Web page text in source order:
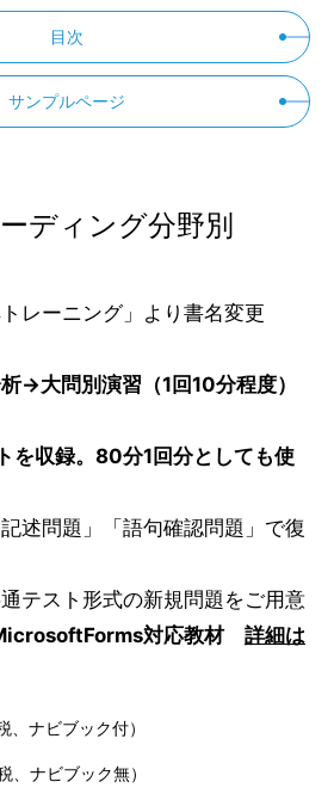
目次
サンプルページ
ディング分野別
トレーニング」より書名変更
→大問別演習（1回10分程度）
を収録。80分1回分としても使
述問題」「語句確認問題」で復
テスト形式の新規問題をご用意
対応教材 詳細は
、ナビブック付）
、ナビブック無）